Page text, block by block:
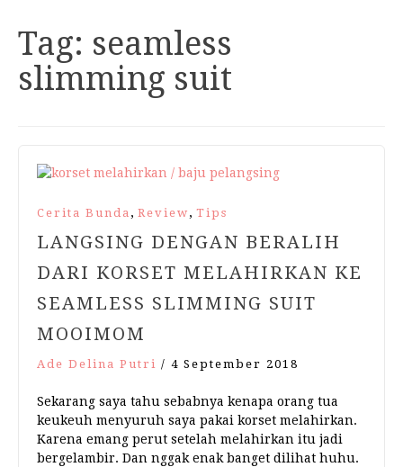
Tag: seamless
slimming suit
Cerita Bunda , Review , Tips
LANGSING DENGAN BERALIH
DARI KORSET MELAHIRKAN KE
SEAMLESS SLIMMING SUIT
MOOIMOM
Ade Delina Putri / 4 September 2018
Sekarang saya tahu sebabnya kenapa orang tua
keukeuh menyuruh saya pakai korset melahirkan.
Karena emang perut setelah melahirkan itu jadi
bergelambir. Dan nggak enak banget dilihat huhu.